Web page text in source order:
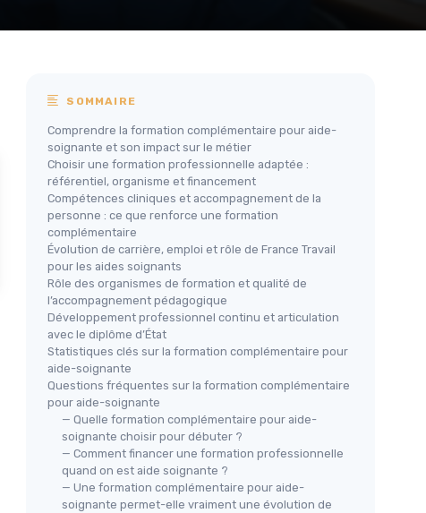
SOMMAIRE
Comprendre la formation complémentaire pour aide-
soignante et son impact sur le métier
Choisir une formation professionnelle adaptée :
référentiel, organisme et financement
Compétences cliniques et accompagnement de la
personne : ce que renforce une formation
complémentaire
Évolution de carrière, emploi et rôle de France Travail
pour les aides soignants
Rôle des organismes de formation et qualité de
l’accompagnement pédagogique
Développement professionnel continu et articulation
avec le diplôme d’État
Statistiques clés sur la formation complémentaire pour
aide-soignante
Questions fréquentes sur la formation complémentaire
pour aide-soignante
— Quelle formation complémentaire pour aide-
soignante choisir pour débuter ?
— Comment financer une formation professionnelle
quand on est aide soignante ?
— Une formation complémentaire pour aide-
soignante permet-elle vraiment une évolution de